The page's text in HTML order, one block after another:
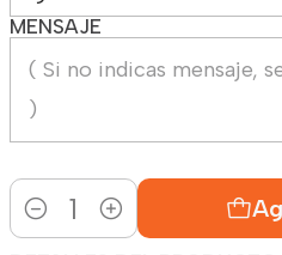
MENSAJE
Cantidad